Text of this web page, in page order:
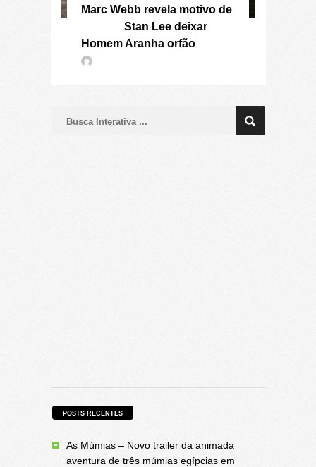
Marc Webb revela motivo de
Stan Lee deixar
Homem Aranha orfão
POSTS RECENTES
As Múmias – Novo trailer da animada
aventura de três múmias egípcias em